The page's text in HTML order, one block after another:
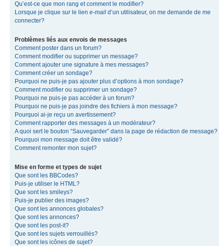
Qu’est-ce que mon rang et comment le modifier?
Lorsque je clique sur le lien e-mail d’un utilisateur, on me demande de me
connecter?
Problèmes liés aux envois de messages
Comment poster dans un forum?
Comment modifier ou supprimer un message?
Comment ajouter une signature à mes messages?
Comment créer un sondage?
Pourquoi ne puis-je pas ajouter plus d’options à mon sondage?
Comment modifier ou supprimer un sondage?
Pourquoi ne puis-je pas accéder à un forum?
Pourquoi ne puis-je pas joindre des fichiers à mon message?
Pourquoi ai-je reçu un avertissement?
Comment rapporter des messages à un modérateur?
A quoi sert le bouton “Sauvegarder” dans la page de rédaction de message?
Pourquoi mon message doit être validé?
Comment remonter mon sujet?
Mise en forme et types de sujet
Que sont les BBCodes?
Puis-je utiliser le HTML?
Que sont les smileys?
Puis-je publier des images?
Que sont les annonces globales?
Que sont les annonces?
Que sont les post-it?
Que sont les sujets verrouillés?
Que sont les icônes de sujet?